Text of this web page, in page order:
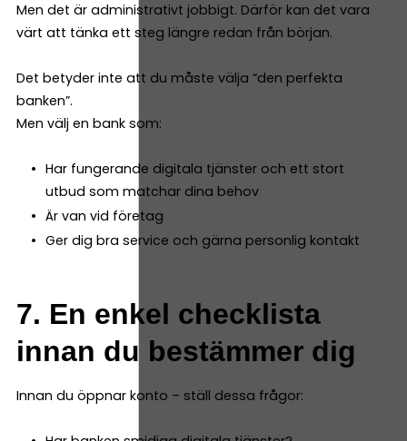
Men det är administrativt jobbigt. Därför kan det vara
värt att tänka ett steg längre redan från början.
Det betyder inte att du måste välja “den perfekta
banken”.
Men välj en bank som:
Har fungerande digitala tjänster och ett stort
utbud som matchar dina behov
Är van vid företag
Ger dig bra service och gärna personlig kontakt
7. En enkel checklista
innan du bestämmer dig
Innan du öppnar konto – ställ dessa frågor: